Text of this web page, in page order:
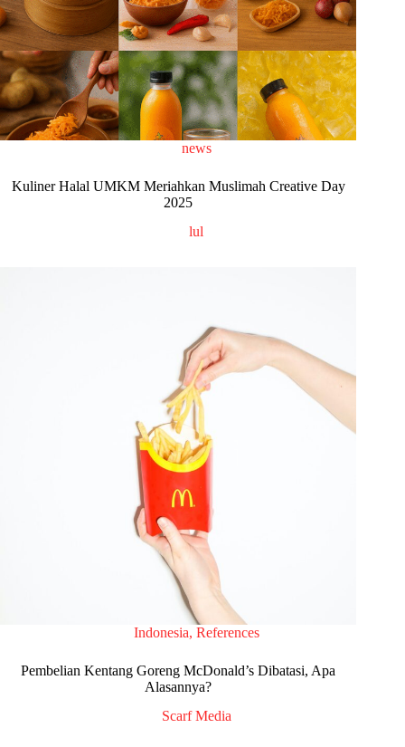
news
Kuliner Halal UMKM Meriahkan Muslimah Creative Day
2025
lul
Indonesia, References
Pembelian Kentang Goreng McDonald’s Dibatasi, Apa
Alasannya?
Scarf Media